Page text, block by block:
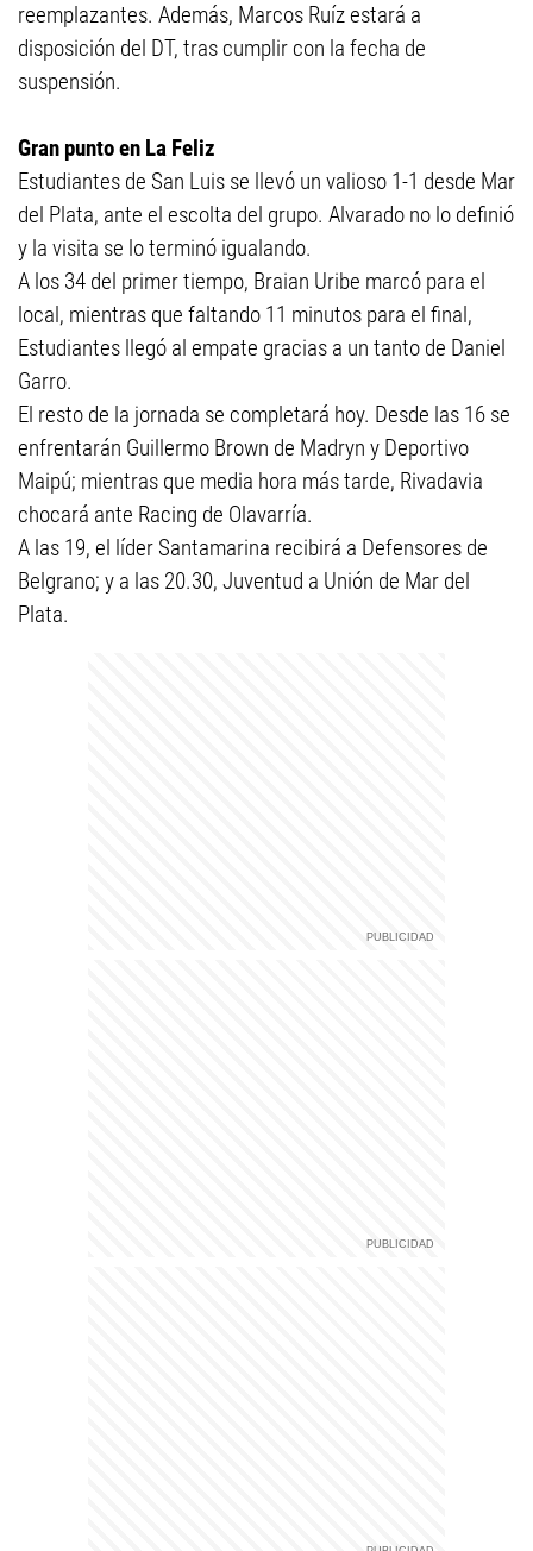
reemplazantes. Además, Marcos Ruíz estará a
disposición del DT, tras cumplir con la fecha de
suspensión.
Gran punto en La Feliz
Estudiantes de San Luis se llevó un valioso 1-1 desde Mar
del Plata, ante el escolta del grupo. Alvarado no lo definió
y la visita se lo terminó igualando.
A los 34 del primer tiempo, Braian Uribe marcó para el
local, mientras que faltando 11 minutos para el final,
Estudiantes llegó al empate gracias a un tanto de Daniel
Garro.
El resto de la jornada se completará hoy. Desde las 16 se
enfrentarán Guillermo Brown de Madryn y Deportivo
Maipú; mientras que media hora más tarde, Rivadavia
chocará ante Racing de Olavarría.
A las 19, el líder Santamarina recibirá a Defensores de
Belgrano; y a las 20.30, Juventud a Unión de Mar del
Plata.